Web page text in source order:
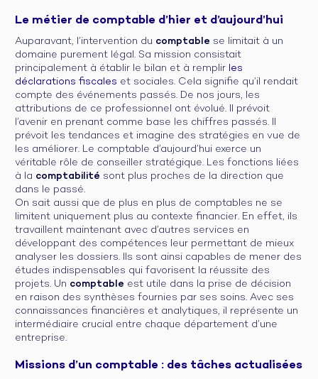
Le métier de comptable d’hier et d’aujourd’hui
Auparavant, l’intervention du comptable se limitait à un
domaine purement légal. Sa mission consistait
principalement à établir le bilan et à remplir les
déclarations fiscales et sociales. Cela signifie qu’il rendait
compte des événements passés. De nos jours, les
attributions de ce professionnel ont évolué. Il prévoit
l’avenir en prenant comme base les chiffres passés. Il
prévoit les tendances et imagine des stratégies en vue de
les améliorer. Le comptable d’aujourd’hui exerce un
véritable rôle de conseiller stratégique. Les fonctions liées
à la comptabilité sont plus proches de la direction que
dans le passé.
On sait aussi que de plus en plus de comptables ne se
limitent uniquement plus au contexte financier. En effet, ils
travaillent maintenant avec d’autres services en
développant des compétences leur permettant de mieux
analyser les dossiers. Ils sont ainsi capables de mener des
études indispensables qui favorisent la réussite des
projets. Un comptable est utile dans la prise de décision
en raison des synthèses fournies par ses soins. Avec ses
connaissances financières et analytiques, il représente un
intermédiaire crucial entre chaque département d’une
entreprise.
Missions d’un comptable : des tâches actualisées